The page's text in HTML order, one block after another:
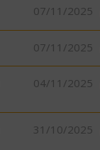
07/11/2025
07/11/2025
04/11/2025
31/10/2025